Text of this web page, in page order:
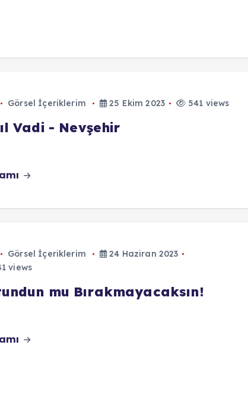
Görsel İçeriklerim 25 Ekim 2023 541 views
Vadi - Nevşehir
Görsel İçeriklerim
24 Haziran 2023
views
mu Bırakmayacaksın!